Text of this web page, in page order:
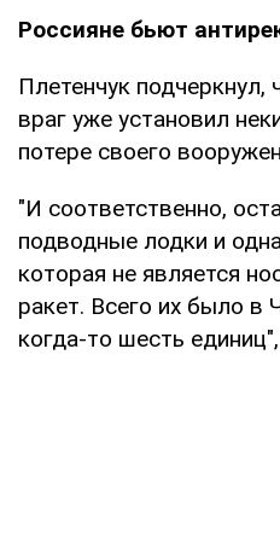
Россияне бьют
Плетенчук подчеркнул,
враг уже установил
потере своего
"И соответственно,
подводные лодки и
которая не является
ракет. Всего их было в
когда-то шесть